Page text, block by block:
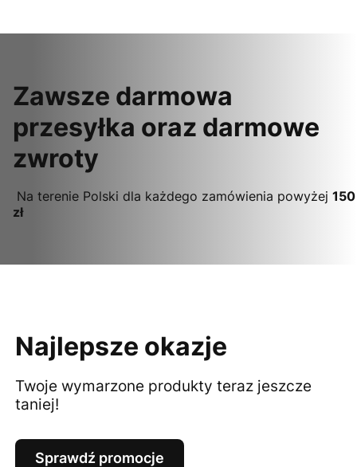
Zawsze darmowa
przesyłka oraz darmowe
zwroty
Na terenie Polski dla każdego zamówienia powyżej 150
zł
Najlepsze okazje
Twoje wymarzone produkty teraz jeszcze
taniej!
Sprawdź promocje